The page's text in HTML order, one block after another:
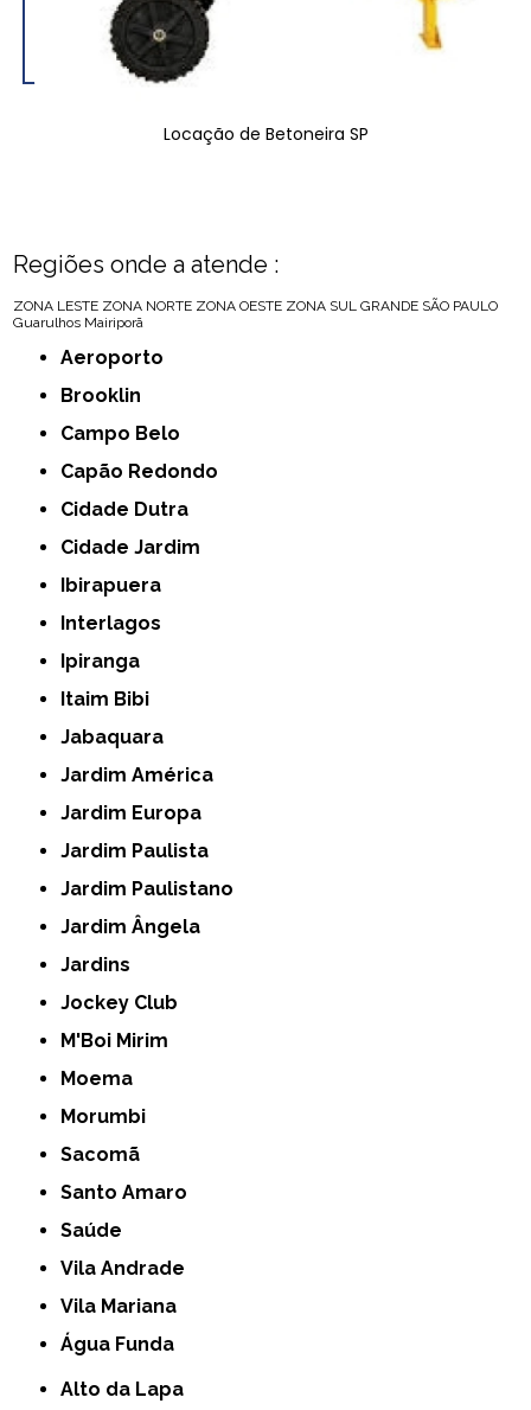
Locação de Betoneira SP
Regiões onde a atende :
ZONA LESTE ZONA NORTE ZONA OESTE ZONA SUL GRANDE SÃO PAULO
Guarulhos Mairiporã
Aeroporto
Brooklin
Campo Belo
Capão Redondo
Cidade Dutra
Cidade Jardim
Ibirapuera
Interlagos
Ipiranga
Itaim Bibi
Jabaquara
Jardim América
Jardim Europa
Jardim Paulista
Jardim Paulistano
Jardim Ângela
Jardins
Jockey Club
M'Boi Mirim
Moema
Morumbi
Sacomã
Santo Amaro
Saúde
Vila Andrade
Vila Mariana
Água Funda
Alto da Lapa